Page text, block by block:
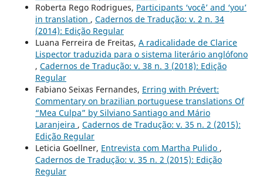
Roberta Rego Rodrigues, Participants ‘você’ and ‘you’
in translation , Cadernos de Tradução: v. 2 n. 34
(2014): Edição Regular
Luana Ferreira de Freitas, A radicalidade de Clarice
Lispector traduzida para o sistema literário anglófono
, Cadernos de Tradução: v. 38 n. 3 (2018): Edição
Regular
Fabiano Seixas Fernandes, Erring with Prévert:
Commentary on brazilian portuguese translations Of
“Mea Culpa” by Silviano Santiago and Mário
Laranjeira , Cadernos de Tradução: v. 35 n. 2 (2015):
Edição Regular
Leticia Goellner, Entrevista com Martha Pulido ,
Cadernos de Tradução: v. 35 n. 2 (2015): Edição
Regular